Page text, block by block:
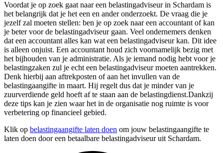
Voordat je op zoek gaat naar een belastingadviseur in Schardam is
het belangrijk dat je het een en ander onderzoekt. De vraag die je
jezelf zal moeten stellen: ben je op zoek naar een accountant of kan
je beter voor de belastingadviseur gaan. Veel ondernemers denken
dat een accountant alles kan wat een belastingadviseur kan. Dit idee
is alleen onjuist. Een accountant houd zich voornamelijk bezig met
het bijhouden van je administratie. Als je iemand nodig hebt voor je
belastingzaken zul je echt een belastingadviseur moeten aantrekken.
Denk hierbij aan aftrekposten of aan het invullen van de
belastingaangifte in maart. Hij regelt dus dat je minder van je
zuurverdiende geld hoeft af te staan aan de belastingdienst.Dankzij
deze tips kan je zien waar het in de organisatie nog ruimte is voor
verbetering op financieel gebied.
Klik op belastingaangifte laten doen om jouw belastingaangifte te
laten doen door een betaalbare belastingadviseur uit Schardam.